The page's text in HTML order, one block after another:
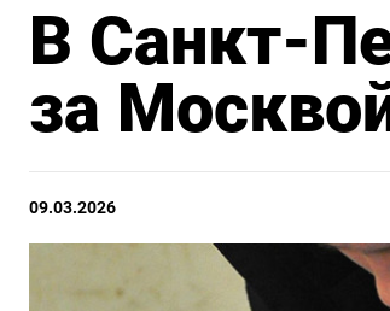
В Санкт-
за
09.03.2026